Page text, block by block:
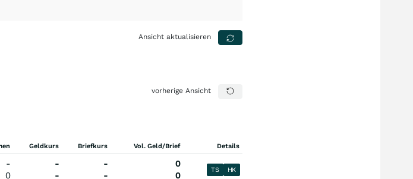
Ansicht aktualisieren
vorherige Ansicht
Geldkurs Briefkurs Vol. Geld/Brief Details
-
0
-
-
-
-
0
0
TS HK